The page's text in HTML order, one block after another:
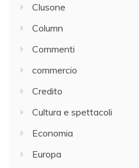
Clusone
Column
Commenti
commercio
Credito
Cultura e spettacoli
Economia
Europa